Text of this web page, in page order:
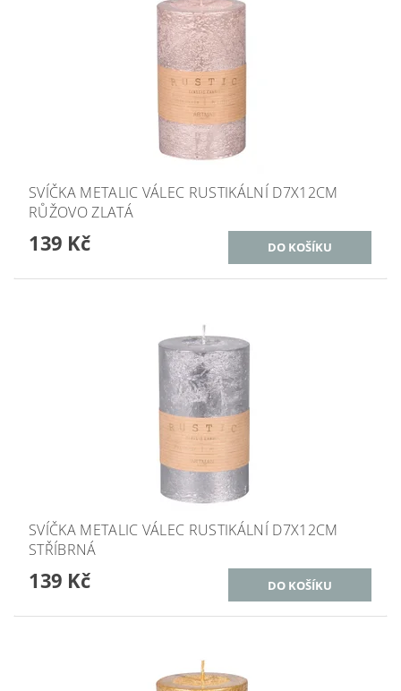
SVÍČKA METALIC VÁLEC RUSTIKÁLNÍ D7X12CM
RŮŽOVO ZLATÁ
139 Kč
SVÍČKA METALIC VÁLEC RUSTIKÁLNÍ D7X12CM
STŘÍBRNÁ
139 Kč